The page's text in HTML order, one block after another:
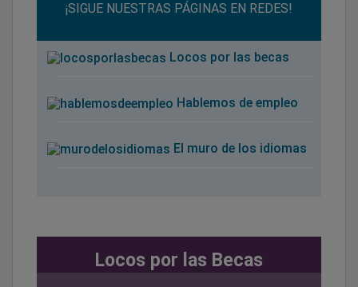
¡SIGUE NUESTRAS PÁGINAS EN REDES!
Locos por las becas
Hablemos de empleo
El muro de los idiomas
Locos por las Becas